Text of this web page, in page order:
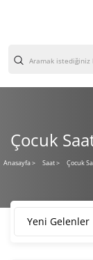
Çocuk
Anasayfa> Saat > Çocuk
Yeni Gelenler